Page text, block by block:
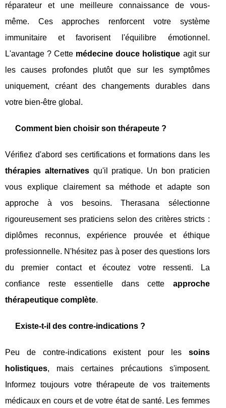
réparateur et une meilleure connaissance de vous-
même. Ces approches renforcent votre système
immunitaire et favorisent l'équilibre émotionnel.
L'avantage ? Cette médecine douce holistique agit sur
les causes profondes plutôt que sur les symptômes
uniquement, créant des changements durables dans
votre bien-être global.
Comment bien choisir son thérapeute ?
Vérifiez d'abord ses certifications et formations dans les
thérapies alternativesqu'il pratique. Un bon praticien
vous explique clairement sa méthode et adapte son
approche à vos besoins. Therasana sélectionne
rigoureusement ses praticiens selon des critères stricts :
diplômes reconnus, expérience prouvée et éthique
professionnelle. N'hésitez pas à poser des questions lors
du premier contact et écoutez votre ressenti. La
confiance reste essentielle dans cette approche
thérapeutique complète.
Existe-t-il des contre-indications ?
Peu de contre-indications existent pour les soins
holistiques, mais certaines précautions s'imposent.
Informez toujours votre thérapeute de vos traitements
médicaux en cours et de votre état de santé. Les femmes